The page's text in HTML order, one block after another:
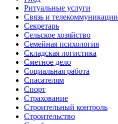
Ритуальные услуги
Связь и телекоммуникации
Секретарь
Сельское хозяйство
Семейная психология
Складская логистика
Сметное дело
Социальная работа
Спасателям
Спорт
Страхование
Строительный контроль
Строительство